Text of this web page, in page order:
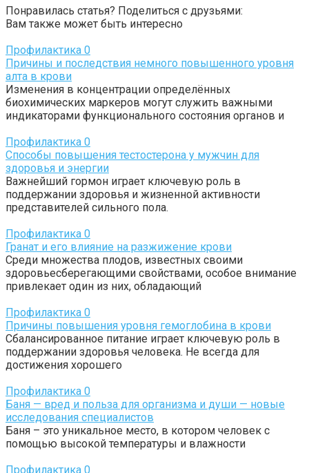
Понравилась статья? Поделиться с друзьями:
Вам также может быть интересно
Профилактика 0
Причины и последствия немного повышенного уровня
алта в крови
Изменения в концентрации определённых
биохимических маркеров могут служить важными
индикаторами функционального состояния органов и
Профилактика 0
Способы повышения тестостерона у мужчин для
здоровья и энергии
Важнейший гормон играет ключевую роль в
поддержании здоровья и жизненной активности
представителей сильного пола.
Профилактика 0
Гранат и его влияние на разжижение крови
Среди множества плодов, известных своими
здоровьесберегающими свойствами, особое внимание
привлекает один из них, обладающий
Профилактика 0
Причины повышения уровня гемоглобина в крови
Сбалансированное питание играет ключевую роль в
поддержании здоровья человека. Не всегда для
достижения хорошего
Профилактика 0
Баня — вред и польза для организма и души — новые
исследования специалистов
Баня – это уникальное место, в котором человек с
помощью высокой температуры и влажности
Профилактика 0